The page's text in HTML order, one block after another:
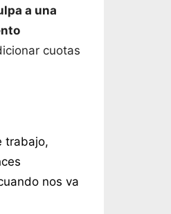
a una
cuotas
trabajo,
nos va